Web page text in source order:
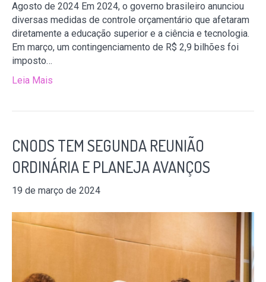
Agosto de 2024 Em 2024, o governo brasileiro anunciou
diversas medidas de controle orçamentário que afetaram
diretamente a educação superior e a ciência e tecnologia.
Em março, um contingenciamento de R$ 2,9 bilhões foi
imposto…
Leia Mais
CNODS TEM SEGUNDA REUNIÃO
ORDINÁRIA E PLANEJA AVANÇOS
19 de março de 2024